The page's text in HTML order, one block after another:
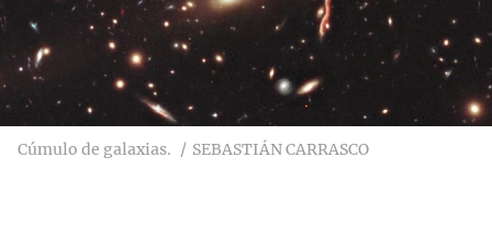
Cúmulo de galaxias. SEBASTIÁN CARRASCO